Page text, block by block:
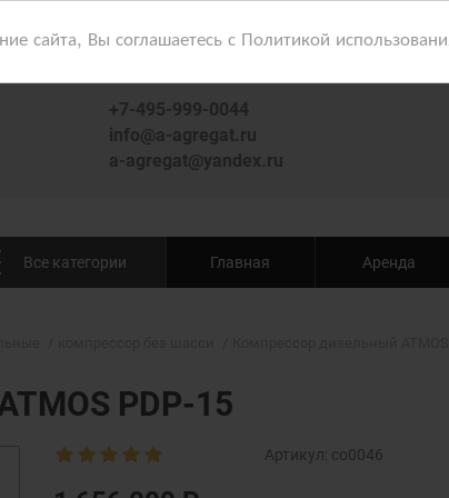
сайта, Вы соглашаетесь с Политикой
+7-495-999-0044
info@a-agregat.ru
a-agregat@yandex.ru
Все категории Главная Аренда
PDP-15
Артикул: co0046